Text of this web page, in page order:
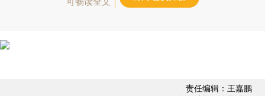
责任编辑：王嘉鹏